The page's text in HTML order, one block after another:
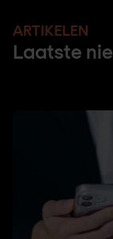
ARTIKELEN
Laatste